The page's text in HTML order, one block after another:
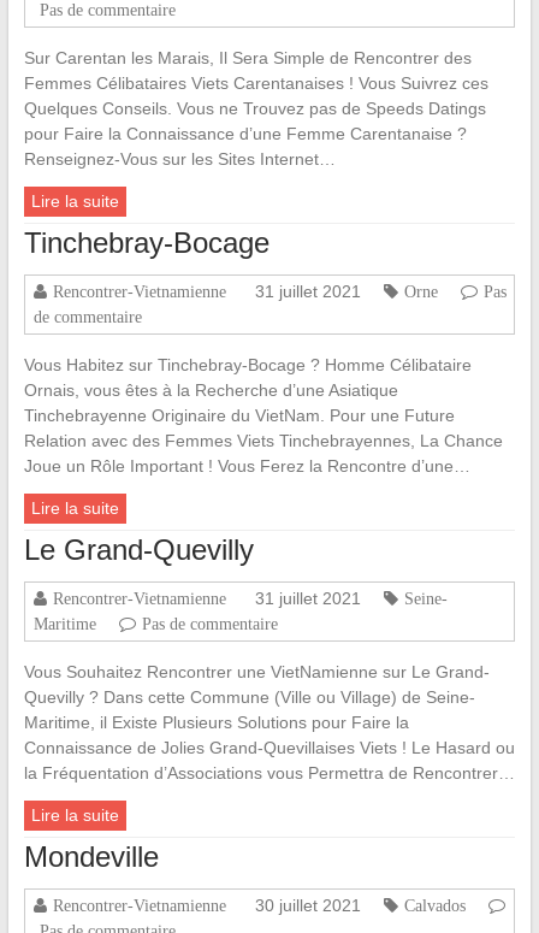
Pas de commentaire
Sur Carentan les Marais, Il Sera Simple de Rencontrer des
Femmes Célibataires Viets Carentanaises ! Vous Suivrez ces
Quelques Conseils. Vous ne Trouvez pas de Speeds Datings
pour Faire la Connaissance d’une Femme Carentanaise ?
Renseignez-Vous sur les Sites Internet…
Lire la suite
Tinchebray-Bocage
Rencontrer-Vietnamienne 31 juillet 2021 Orne
Pas
de commentaire
Vous Habitez sur Tinchebray-Bocage ? Homme Célibataire
Ornais, vous êtes à la Recherche d’une Asiatique
Tinchebrayenne Originaire du VietNam. Pour une Future
Relation avec des Femmes Viets Tinchebrayennes, La Chance
Joue un Rôle Important ! Vous Ferez la Rencontre d’une…
Lire la suite
Le Grand-Quevilly
Rencontrer-Vietnamienne 31 juillet 2021
Seine-
Maritime
Pas de commentaire
Vous Souhaitez Rencontrer une VietNamienne sur Le Grand-
Quevilly ? Dans cette Commune (Ville ou Village) de Seine-
Maritime, il Existe Plusieurs Solutions pour Faire la
Connaissance de Jolies Grand-Quevillaises Viets ! Le Hasard ou
la Fréquentation d’Associations vous Permettra de Rencontrer…
Lire la suite
Mondeville
Rencontrer-Vietnamienne 30 juillet 2021
Calvados